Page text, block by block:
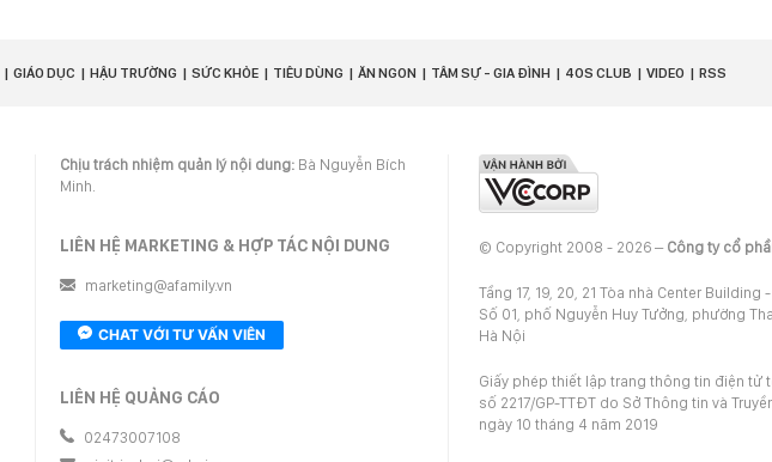
GIÁO DỤC HẬU TRƯỜNG SỨC KHỎE TIÊU DÙNG ĂN NGON TÂM SỰ - GIA ĐÌNH 40S CLUB VIDEO RSS
Chịu trách nhiệm quản lý nội dung: Bà Nguyễn Bích
Minh.
LIÊN HỆ MARKETING & HỢP TÁC NỘI DUNG
marketing@afamily.vn
CHAT VỚI TƯ VẤN VIÊN
LIÊN HỆ QUẢNG CÁO
02473007108
© Copyright 2008 - 2026 – Công ty cổ
Tầng 17, 19, 20, 21 Tòa nhà Center
Số 01, phố Nguyễn Huy Tưởng, phường
Hà Nội
Giấy phép thiết lập trang thông tin điện tử
số 2217/GP-TTĐT do Sở Thông tin và
ngày 10 tháng 4 năm 2019